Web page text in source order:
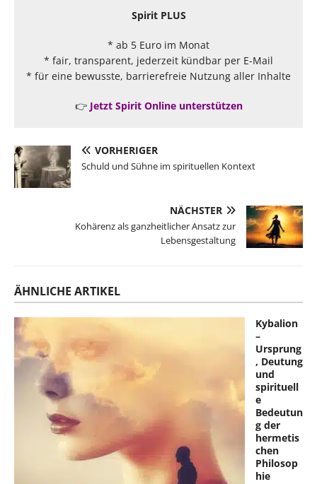
Spirit PLUS
* ab 5 Euro im Monat
* fair, transparent, jederzeit kündbar per E-Mail
* für eine bewusste, barrierefreie Nutzung aller Inhalte
👉 Jetzt Spirit Online unterstützen
VORHERIGER
Schuld und Sühne im spirituellen Kontext
NÄCHSTER
Kohärenz als ganzheitlicher Ansatz zur
Lebensgestaltung
ÄHNLICHE ARTIKEL
Kybalion
–
Ursprung
, Deutung
und
spirituell
e
Bedeutun
g der
hermetis
chen
Philosop
hie